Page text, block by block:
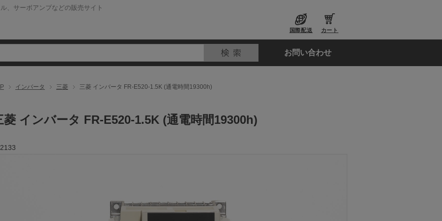
、サーボアンプなどの販売サイト
国際配送 カート
お問い合わせ
インバータ 三菱 三菱 インバータ FR-E520-1.5K (通電時間19300h)
菱 インバータ FR-E520-1.5K (通電時間19300h)